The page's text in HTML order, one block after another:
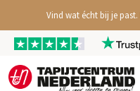
Vind wat écht bij je past.